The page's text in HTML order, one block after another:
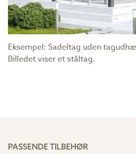
Eksempel: Sadeltag uden
Billedet viser et ståltag.
PASSENDE TILBEHØR